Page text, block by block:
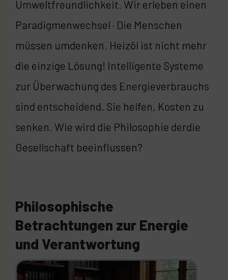
Umweltfreundlichkeit. Wir erleben einen
Paradigmenwechsel · Die Menschen
müssen umdenken. Heizöl ist nicht mehr
die einzige Lösung! Intelligente Systeme
zur Überwachung des Energieverbrauchs
sind entscheidend. Sie helfen, Kosten zu
senken. Wie wird die Philosophie derdie
Gesellschaft beeinflussen?
Philosophische
Betrachtungen zur Energie
und Verantwortung